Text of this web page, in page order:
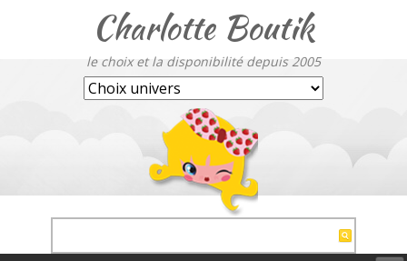
Charlotte Boutik
le choix et la disponibilité depuis 2005